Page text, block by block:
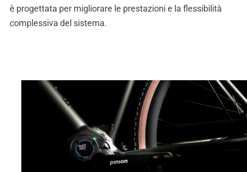
è progettata per migliorare le prestazioni e la flessibilità
complessiva del sistema.